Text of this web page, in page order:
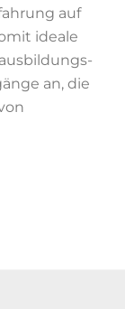
auf
ideale
an, die